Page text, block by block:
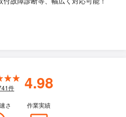
件 4.98
さ 作業実績